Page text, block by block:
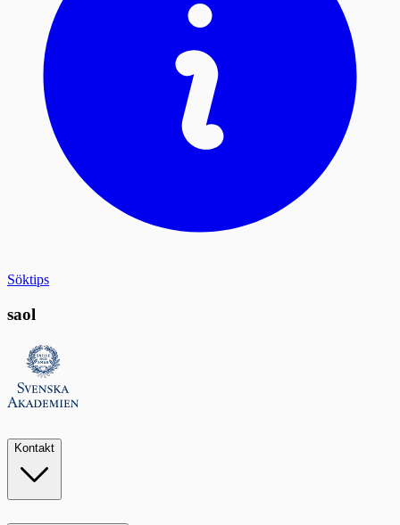
Söktips
saol
Kontakt